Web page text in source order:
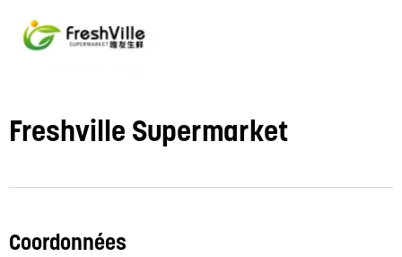
Freshville Supermarket
Coordonnées